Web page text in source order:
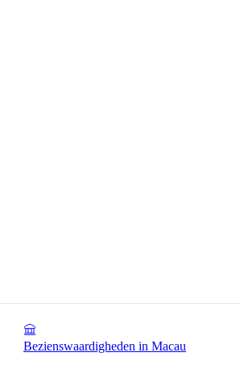
Bezienswaardigheden in Macau